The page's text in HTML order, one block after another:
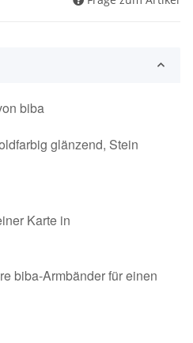
biba
glänzend, Stein
Karte in
biba-Armbänder für einen